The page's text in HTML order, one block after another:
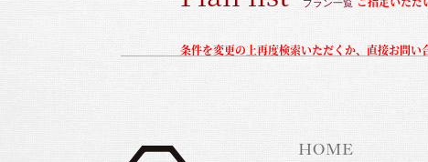
小林屋について
客室
プラン一覧
条件を変更の上再度検索いただくか、直接お問い
HOME